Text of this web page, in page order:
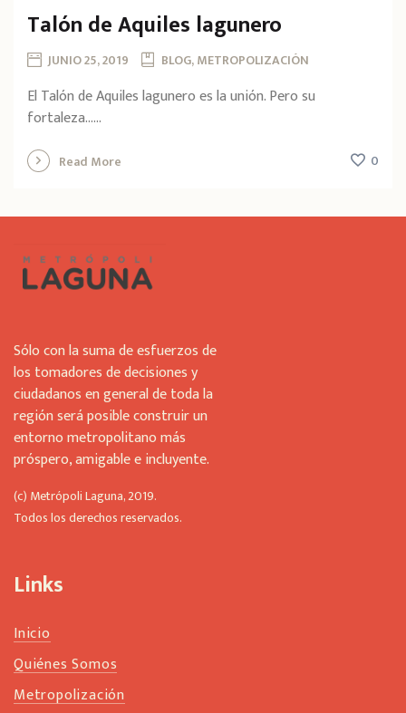
Talón de Aquiles lagunero
JUNIO 25, 2019 BLOG, METROPOLIZACIÓN
El Talón de Aquiles lagunero es la unión. Pero su
fortaleza…...
Read More 0
Sólo con la suma de esfuerzos de
los tomadores de decisiones y
ciudadanos en general de toda la
región será posible construir un
entorno metropolitano más
próspero, amigable e incluyente.
(c) Metrópoli Laguna, 2019.
Todos los derechos reservados.
Links
Inicio
Quiénes Somos
Metropolización